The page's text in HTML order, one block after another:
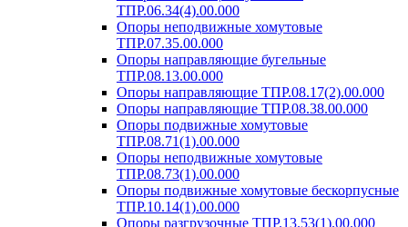
ТПР.06.34(4).00.000
Опоры неподвижные хомутовые
ТПР.07.35.00.000
Опоры направляющие бугельные
ТПР.08.13.00.000
Опоры направляющие ТПР.08.17(2).00.000
Опоры направляющие ТПР.08.38.00.000
Опоры подвижные хомутовые
ТПР.08.71(1).00.000
Опоры неподвижные хомутовые
ТПР.08.73(1).00.000
Опоры подвижные хомутовые бескорпусные
ТПР.10.14(1).00.000
Опоры разгрузочные ТПР.13.53(1).00.000